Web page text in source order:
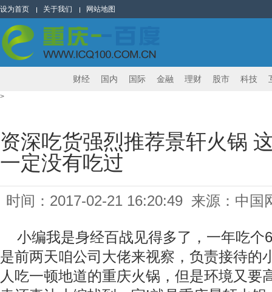
设为首页 关于我们 网站地图
财经 国内 国际 金融 理财 股市 科技
>
资深吃货强烈推荐景轩火锅
一定没有吃过
时间：2017-02-21 16:20:49 来源：中国
小编我是身经百战见得多了，一年吃个
是前两天咱公司大佬来视察，负责接待的
人吃一顿地道的重庆火锅，但是环境又要